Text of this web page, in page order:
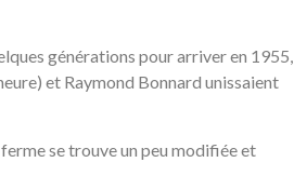
générations pour arriver en 1955,
et Raymond Bonnard unissaient
ferme se trouve un peu modifiée et